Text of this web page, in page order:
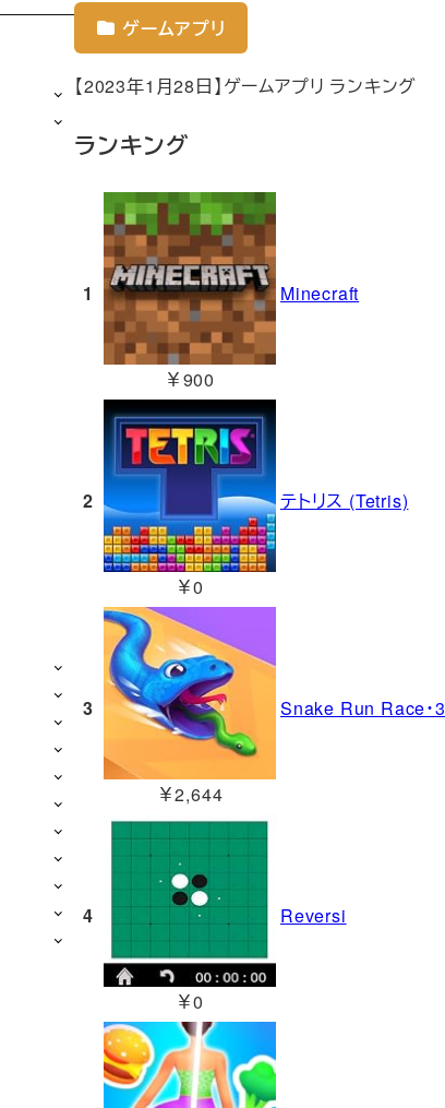
ゲームアプリ
【2023年1月28日】ゲームアプリ ランキング
ランキング
1
￥900
Minecraft
2
￥0
テトリス (Tetris)
3
￥2,644
Snake Run Race
4
￥0
Reversi